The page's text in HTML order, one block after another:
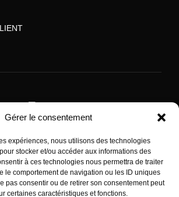
Gérer le consentement
expériences, nous utilisons des technologies
stocker et/ou accéder aux informations des
à ces technologies nous permettra de traiter
le comportement de navigation ou les ID uniques
pas consentir ou de retirer son consentement peut
certaines caractéristiques et fonctions.
SUIVEZ-NOUS
Facebook
Twitter